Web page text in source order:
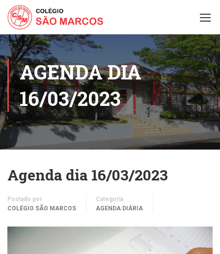
AGENDA DIA
16/03/2023
Agenda dia 16/03/2023
Postado por
COLÉGIO SÃO MARCOS
Categoria
AGENDA DIÁRIA